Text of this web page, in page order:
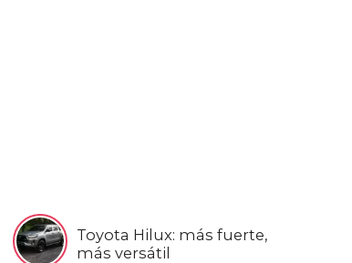
Toyota Hilux: más fuerte,
más versátil